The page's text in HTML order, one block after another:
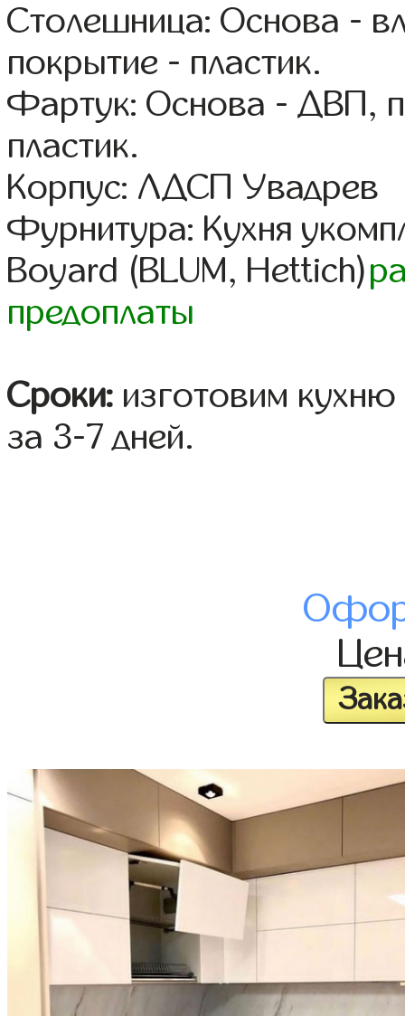
Столешница: Основа -
покрытие - пластик.
Фартук: Основа - ДВП,
пластик.
Корпус: ЛДСП Увадрев
Фурнитура: Кухня
Boyard (BLUM, Hettich)
предоплаты
Сроки: изготовим
за 3-7 дней.